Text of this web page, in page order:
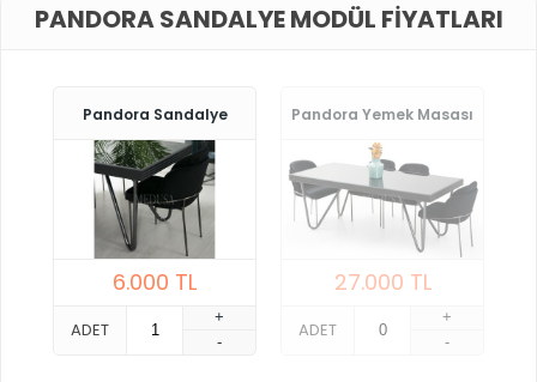
PANDORA SANDALYE MODÜL FIYATLARI
Pandora Sandalye
6.000 TL
ADET
+
-
Pandora Yemek Masası
27.000 TL
ADET
+
-